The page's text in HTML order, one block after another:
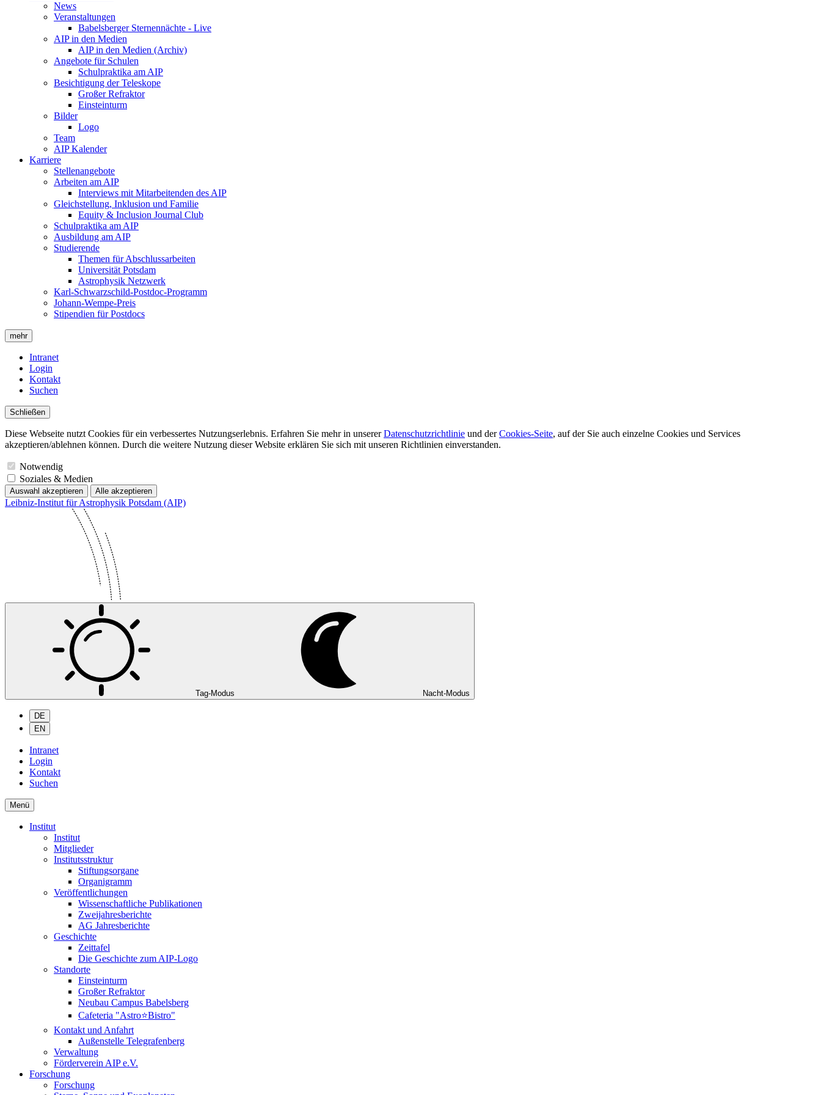
News
Veranstaltungen
Babelsberger Sternennächte - Live
AIP in den Medien
AIP in den Medien (Archiv)
Angebote für Schulen
Schulpraktika am AIP
Besichtigung der Teleskope
Großer Refraktor
Einsteinturm
Bilder
Logo
Team
AIP Kalender
Karriere
Stellenangebote
Arbeiten am AIP
Interviews mit Mitarbeitenden des AIP
Gleichstellung, Inklusion und Familie
Equity & Inclusion Journal Club
Schulpraktika am AIP
Ausbildung am AIP
Studierende
Themen für Abschlussarbeiten
Universität Potsdam
Astrophysik Netzwerk
Karl-Schwarzschild-Postdoc-Programm
Johann-Wempe-Preis
Stipendien für Postdocs
mehr
Intranet
Login
Kontakt
Suchen
Schließen
Diese Webseite nutzt Cookies für ein verbessertes Nutzungserlebnis. Erfahren Sie mehr in unsererDatenschutzrichtlinie und derCookies-Seite, auf der Sie auch einzelne Cookies und Services
akzeptieren/ablehnen können. Durch die weitere Nutzung dieser Website erklären Sie sich mit unseren Richtlinien einverstanden.
Notwendig
Soziales & Medien
Auswahl akzeptieren Alle akzeptieren
Leibniz-Institut für Astrophysik Potsdam (AIP)
Tag-Modus Nacht-Modus
DE
EN
Intranet
Login
Kontakt
Suchen
Menü
Institut
Institut
Mitglieder
Institutsstruktur
Stiftungsorgane
Organigramm
Veröffentlichungen
Wissenschaftliche Publikationen
Zweijahresberichte
AG Jahresberichte
Geschichte
Zeittafel
Die Geschichte zum AIP-Logo
Standorte
Einsteinturm
Großer Refraktor
Neubau Campus Babelsberg
Cafeteria "Astro⭐Bistro"
Kontakt und Anfahrt
Außenstelle Telegrafenberg
Verwaltung
Förderverein AIP e.V.
Forschung
Forschung